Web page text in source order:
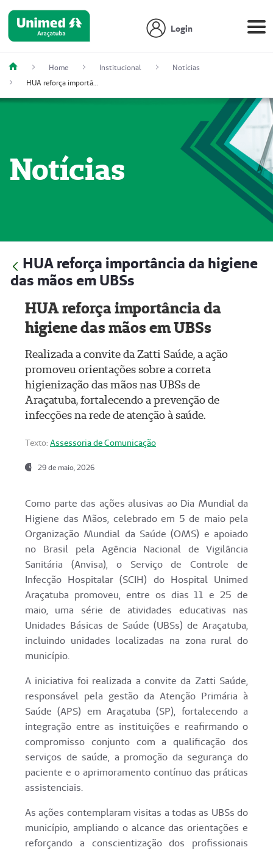
Login
Home Institucional
Notícias
HUA reforça importância da higiene das mãos em UBSs
Notícias
HUA reforça importância da higiene
das mãos em UBSs
HUA reforça importância da
higiene das mãos em UBSs
Realizada a convite da Zatti Saúde, a ação
promoveu orientações sobre a correta
higienização das mãos nas UBSs de
Araçatuba, fortalecendo a prevenção de
infecções na rede de atenção à saúde.
Texto: Assessoria de Comunicação
29 de maio, 2026
Como parte das ações alusivas ao Dia Mundial da
Higiene das Mãos, celebrado em 5 de maio pela
Organização Mundial da Saúde (OMS) e apoiado
no Brasil pela Agência Nacional de Vigilância
Sanitária (Anvisa), o Serviço de Controle de
Infecção Hospitalar (SCIH) do Hospital Unimed
Araçatuba promoveu, entre os dias 11 e 25 de
maio, uma série de atividades educativas nas
Unidades Básicas de Saúde (UBSs) de Araçatuba,
incluindo unidades localizadas na zona rural do
município.
A iniciativa foi realizada a convite da Zatti Saúde,
responsável pela gestão da Atenção Primária à
Saúde (APS) em Araçatuba (SP), fortalecendo a
integração entre as instituições e reafirmando o
compromisso conjunto com a qualificação dos
serviços de saúde, a promoção da segurança do
paciente e o aprimoramento contínuo das práticas
assistenciais.
As ações contemplaram visitas a todas as UBSs do
município, ampliando o alcance das orientações e
reforçando a conscientização dos profissionais